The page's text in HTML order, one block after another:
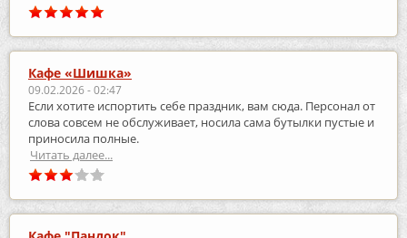
Кафе «Шишка»
09.02.2026 - 02:47
Если хотите испортить себе праздник, вам сюда. Персонал от
слова совсем не обслуживает, носила сама бутылки пустые и
приносила полные.
Читать далее...